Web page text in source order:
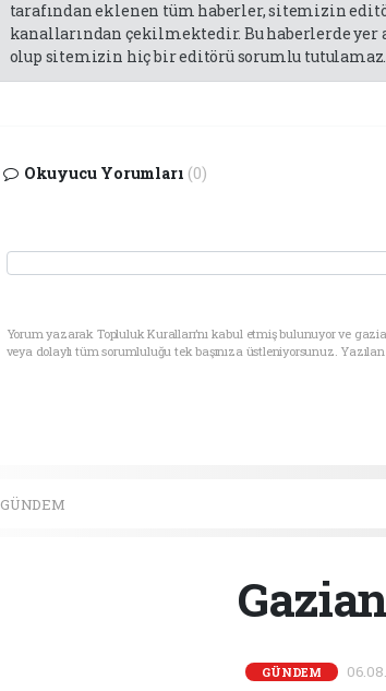
tarafından eklenen tüm haberler, sitemizin
kanallarından çekilmektedir. Bu haberlerde
olup sitemizin hiç bir editörü sorumlu
Okuyucu Yorumları (0)
Yorum yazarak Topluluk Kuralları’nı kabul etmiş bulunuyor ve
veya dolaylı tüm sorumluluğu tek başınıza üstleniyorsunuz.
GÜNDEM
GÜNDEM